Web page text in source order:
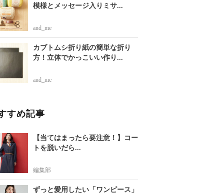
模様とメッセージ入りミサ...
and_me
カブトムシ折り紙の簡単な折り
方！立体でかっこいい作り...
and_me
すめ記事
【当てはまったら要注意！】コー
トを脱いだら...
編集部
ずっと愛用したい「ワンピース」